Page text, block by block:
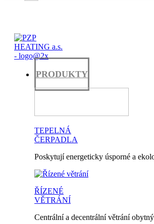
PRODUKTY
TEPELNÁ
ČERPADLA
Poskytují energeticky úsporné a
ŘÍZENÉ
VĚTRÁNÍ
Centrální a decentrální větrání